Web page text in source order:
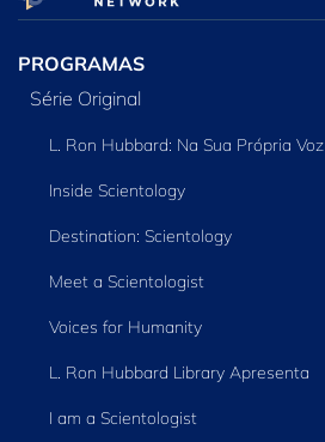
PROGRAMAS
Série Original
L. Ron Hubbard: Na Sua Própria Voz
Inside Scientology
Destination: Scientology
Meet a Scientologist
Voices for Humanity
L. Ron Hubbard Library Apresenta
I am a Scientologist